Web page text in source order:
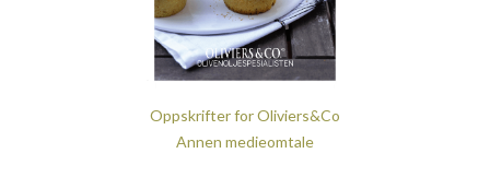
Oppskrifter for Oliviers&Co
Annen medieomtale